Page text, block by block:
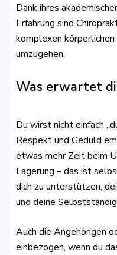
Dank ihres
Erfahrung sind
komplexen
umzugehen.
Was erwartet
Du wirst nicht einfach
Respekt und Geduld
etwas mehr Zeit beim
Lagerung – das ist
dich zu unterstützen,
und deine
Auch die Angehörigen
einbezogen, wenn du